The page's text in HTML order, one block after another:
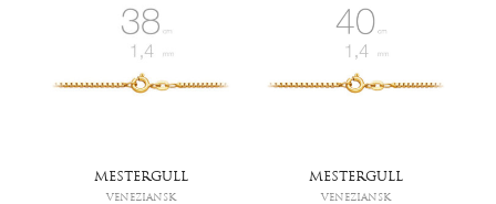
MESTERGULL
VENEZIANSK
MESTERGULL
VENEZIANSK